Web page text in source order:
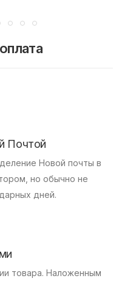
Почтой
Новой почты в
но обычно не
дней.
товара. Наложенным